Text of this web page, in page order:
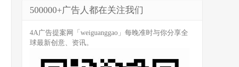
500000+广告人都在关注我们
4A广告提案网「weiguanggao」每晚准时与你分享全
球最新创意、资讯。